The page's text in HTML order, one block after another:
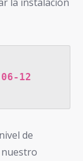
la instalación
12
de